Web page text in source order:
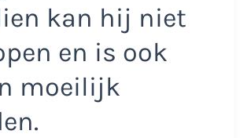
kan hij niet
en is ook
moeilijk